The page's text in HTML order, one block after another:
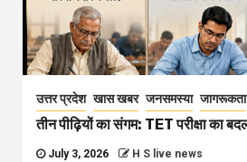
उत्तर प्रदेश खास खबर जनसमस्या जागरूकता
तीन पीढ़ियों का संगम: TET परीक्षा का
July 3, 2026 H S live news